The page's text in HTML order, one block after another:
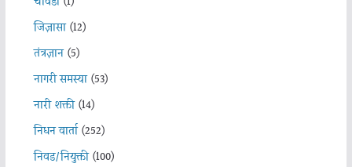
जिज्ञासा(12)
तंत्रज्ञान(5)
नागरी समस्या(53)
नारी शक्ती(14)
निधन वार्ता(252)
निवड/नियुक्ती(100)